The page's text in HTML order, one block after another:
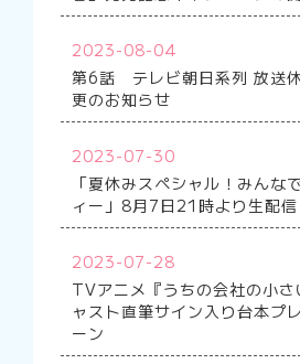
2023-08-04
第6話 テレビ朝日系列 放送
更のお知らせ
2023-07-30
「夏休みスペシャル！みんな
ィー」8月7日21時より生配信
2023-07-28
TVアニメ『うちの会社の小さ
ャスト直筆サイン入り台本プ
ーン